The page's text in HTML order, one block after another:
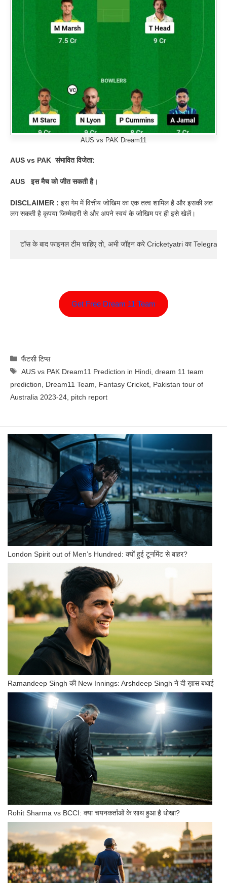
AUS vs PAK Dream11
AUS vs PAKसंभावित विजेता:
AUSइस मैच को जीत सकती है।
DISCLAIMER : इस गेम में वित्तीय जोखिम का एक तत्व शामिल है और इसकी लत
लग सकती है कृपया जिम्मेदारी से और अपने स्वयं के जोखिम पर ही इसे खेलें।
टॉस के बाद फाइनल टीम चाहिए तो, अभी जॉइन करे Cricketyatri का
Get Free Dream 11 Team
Categories
फैंटसी टिप्स
Tags
AUS vs PAK Dream11 Prediction in Hindi ,dream 11 team
prediction
Dream11 Team Fantasy Cricket Pakistan tour of
Australia 2023-24 pitch report
London Spirit out of Men’s Hundred: क्यों हुई टूर्नामेंट से बाहर?
Ramandeep Singh की New Innings: Arshdeep Singh ने दी ख़ास बधाई
Rohit Sharma vs BCCI: क्या चयनकर्ताओं के साथ हुआ है धोखा?